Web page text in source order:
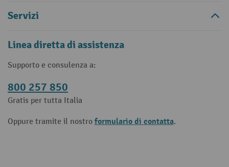
Servizi
Linea diretta di assistenza
Supporto e consulenza a:
800 257 850
Gratis per tutta Italia
Oppure tramite il nostro formulario di contatta.